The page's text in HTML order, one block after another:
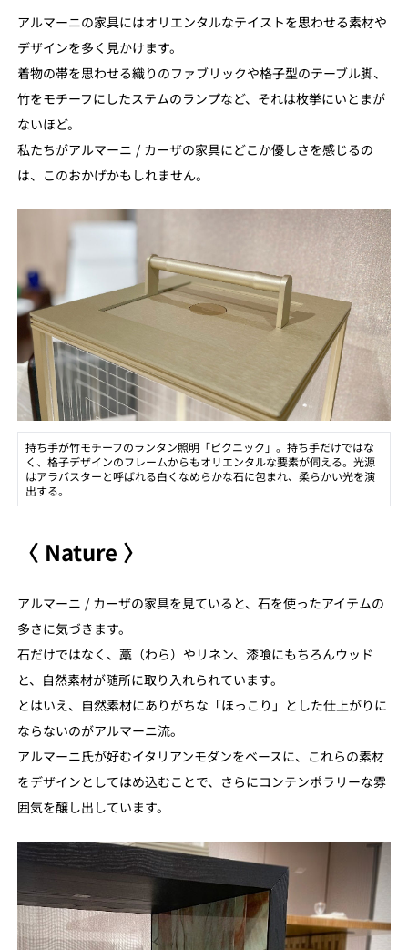
アルマーニの家具にはオリエンタルなテイストを思わせる素材や
デザインを多く見かけます。
着物の帯を思わせる織りのファブリックや格子型のテーブル脚、
竹をモチーフにしたステムのランプなど、それは枚挙にいとまが
ないほど。
私たちがアルマーニ / カーザの家具にどこか優しさを感じるの
は、このおかげかもしれません。
持ち手が竹モチーフのランタン照明「ピクニック」。持ち手だけではな
く、格子デザインのフレームからもオリエンタルな要素が伺える。光源
はアラバスターと呼ばれる白くなめらかな石に包まれ、柔らかい光を演
出する。
〈 Nature 〉
アルマーニ / カーザの家具を見ていると、石を使ったアイテムの
多さに気づきます。
石だけではなく、藁（わら）やリネン、漆喰にもちろんウッド
と、自然素材が随所に取り入れられています。
とはいえ、自然素材にありがちな「ほっこり」とした仕上がりに
ならないのがアルマーニ流。
アルマーニ氏が好むイタリアンモダンをベースに、これらの素材
をデザインとしてはめ込むことで、さらにコンテンポラリーな雰
囲気を醸し出しています。